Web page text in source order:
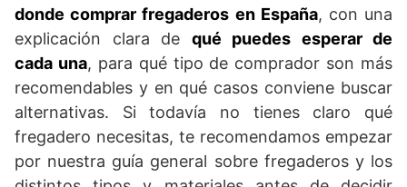
donde comprar fregaderos en España, con una
explicación clara de qué puedes esperar de
cada una, para qué tipo de comprador son más
recomendables y en qué casos conviene buscar
alternativas. Si todavía no tienes claro qué
fregadero necesitas, te recomendamos empezar
por nuestra guía general sobre fregaderos y los